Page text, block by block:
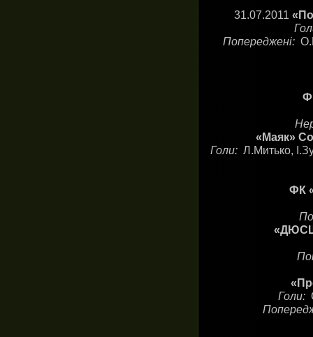
31.07.2011
Попереджені:
«Маяк»
Голи: Л.Митько,
ФК
Голи: